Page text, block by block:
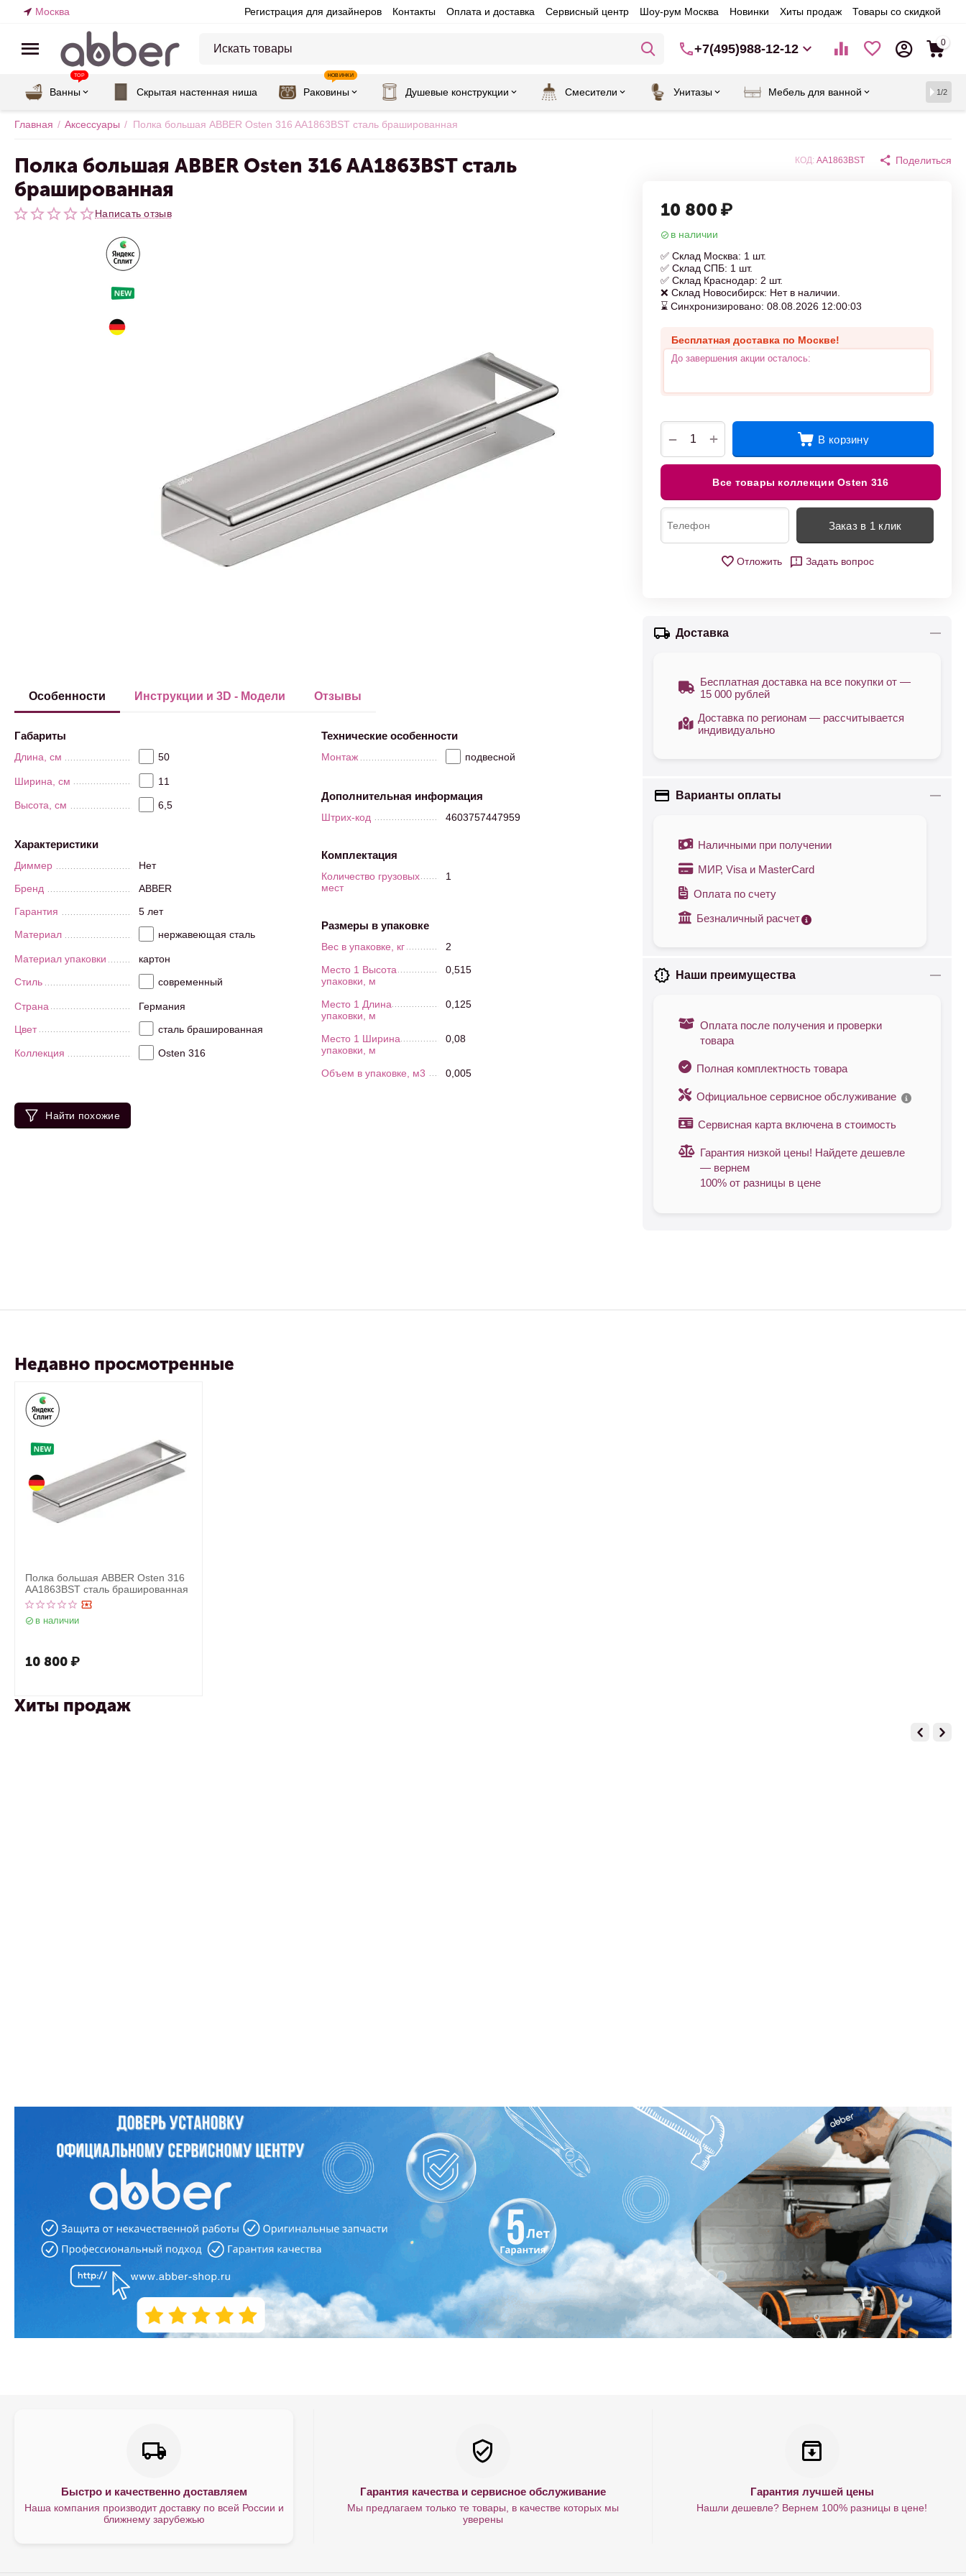
Москва Регистрация для дизайнеров Контакты Оплата и доставка Сервисный центр Шоу-рум Москва Новинки Хиты продаж Товары со скидкой
+7(495)988-12-12 0
Ванны
TOP
Скрытая настенная ниша Раковины
НОВИНКИ
Душевые конструкции Смесители Унитазы Мебель для ванной 1/2
Главная / Аксессуары / Полка большая ABBER Osten 316 AA1863BST сталь брашированная
Полка большая ABBER Osten 316 AA1863BST сталь
брашированная
Написать отзыв
КОД: AA1863BST Поделиться
10 800 ₽
в наличии
✅ Склад Москва: 1 шт.
✅ Склад СПБ: 1 шт.
✅ Склад Краснодар: 2 шт.
❌ Склад Новосибирск: Нет в наличии.
⌛ Синхронизировано: 08.08.2026 12:00:03
Бесплатная доставка по Москве!
До завершения акции осталось:
+
− В корзину
Все товары коллекции Osten 316
Заказ в 1 клик
Отложить Задать вопрос
Доставка
Бесплатная доставка на все покупки от —
15 000 рублей
Доставка по регионам — рассчитывается
индивидуально
Варианты оплаты
Наличными при получении
МИР, Visa и MasterCard
Оплата по счету
Безналичный расчет
Наши преимущества
Оплата после получения и проверки
товара
Полная комплектность товара
Официальное сервисное обслуживание
Сервисная карта включена в стоимость
Гарантия низкой цены! Найдете дешевле
— вернем
100% от разницы в цене
Особенности Инструкции и 3D - Модели Отзывы
Габариты
Длина, см 50
Ширина, см 11
Высота, см 6,5
Характеристики
Диммер
Нет
Бренд
ABBER
Гарантия
5 лет
Материал
нержавеющая сталь
Материал упаковки
картон
Стиль
современный
Страна
Германия
Цвет
сталь брашированная
Коллекция Osten 316
Технические особенности
Монтаж подвесной
Дополнительная информация
Штрих-код 4603757447959
Комплектация
Количество грузовых
мест
1
Размеры в упаковке
Вес в упаковке, кг
2
Место 1 Высота
упаковки, м
0,515
Место 1 Длина
упаковки, м
0,125
Место 1 Ширина
упаковки, м
0,08
Объем в упаковке, м3 0,005
Найти похожие
Недавно просмотренные
Полка большая ABBER Osten 316
AA1863BST сталь брашированная
в наличии
10 800₽
Хиты продаж
Быстро и качественно доставляем
Наша компания производит доставку по всей России и
ближнему зарубежью
Гарантия качества и сервисное обслуживание
Мы предлагаем только те товары, в качестве которых мы
уверены
Гарантия лучшей цены
Нашли дешевле? Вернем 100% разницы в цене!